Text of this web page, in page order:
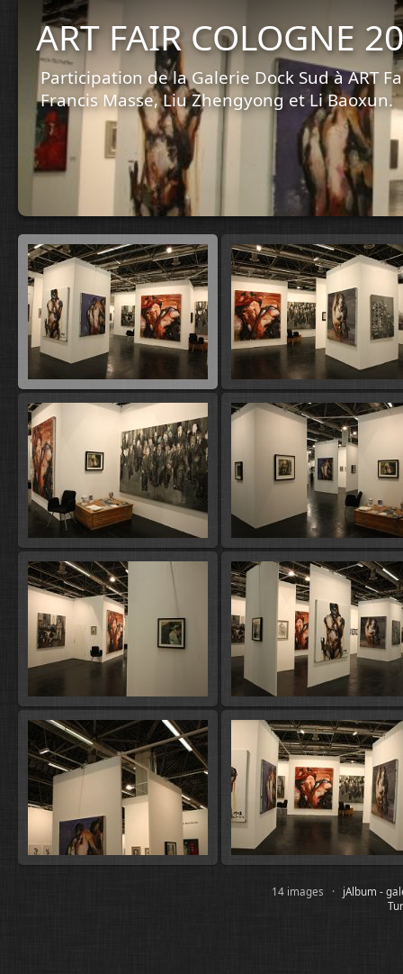
ART FAIR COLOGNE
Participation de la Galerie Dock Sud à ART
Francis Masse, Liu Zhengyong et Li Baoxun.
14 images · jAlbum -